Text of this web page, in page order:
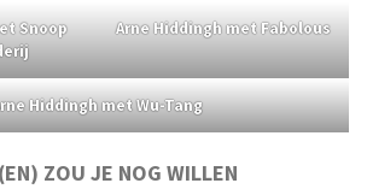
Snoop
Arne Hiddingh met Fabolous
Hiddingh met Wu-Tang
ZOU JE NOG WILLEN